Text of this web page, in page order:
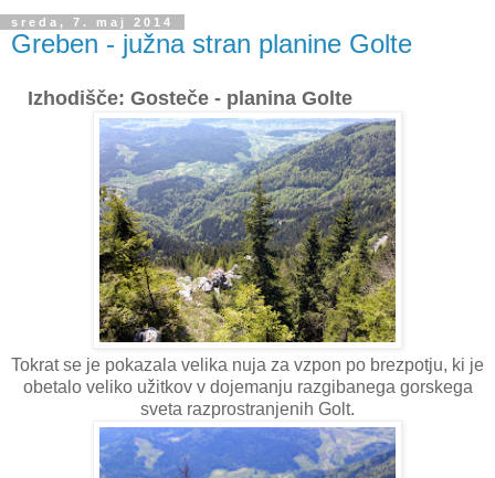
sreda, 7. maj 2014
Greben - južna stran planine Golte
Izhodišče: Gosteče - planina Golte
Tokrat se je pokazala velika nuja za vzpon po brezpotju, ki je
obetalo veliko užitkov v dojemanju razgibanega gorskega
sveta razprostranjenih Golt.